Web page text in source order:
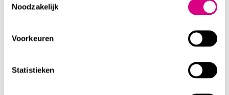
Noodzakelijk
Voorkeuren
Statistieken